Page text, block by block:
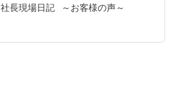
社長現場日記 ～お客様の声～